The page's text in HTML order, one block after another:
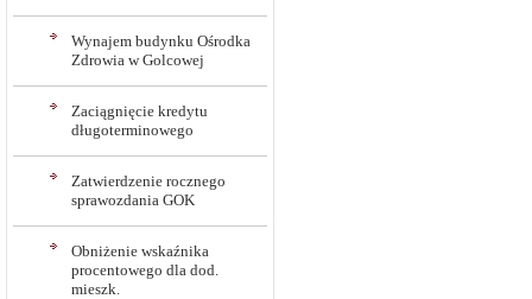
Wynajem budynku Ośrodka
Zdrowia w Golcowej
Zaciągnięcie kredytu
długoterminowego
Zatwierdzenie rocznego
sprawozdania GOK
Obniżenie wskaźnika
procentowego dla dod.
mieszk.